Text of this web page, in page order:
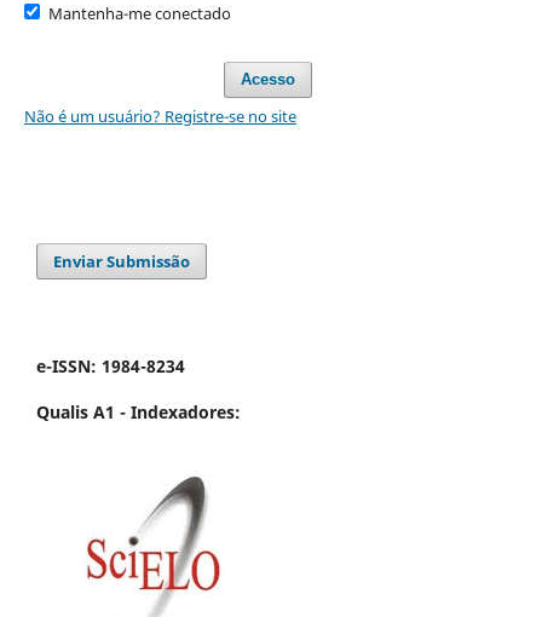
Mantenha-me conectado
Acesso
Não é um usuário? Registre-se no site
Enviar Submissão
e-ISSN: 1984-8234
Qualis A1 - Indexadores: